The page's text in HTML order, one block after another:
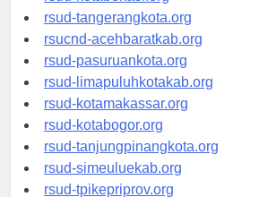
rsud-kotabekasi.org
rsud-tangerangkota.org
rsucnd-acehbaratkab.org
rsud-pasuruankota.org
rsud-limapuluhkotakab.org
rsud-kotamakassar.org
rsud-kotabogor.org
rsud-tanjungpinangkota.org
rsud-simeuluekab.org